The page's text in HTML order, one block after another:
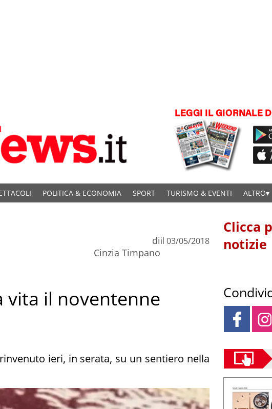
POLITICA & ECONOMIA SPORT TURISMO & EVENTI ALTRO
di
Cinzia Timpano
il 03/05/2018
vita il noventenne
ieri, in serata, su un sentiero nella
Clicca
notizie